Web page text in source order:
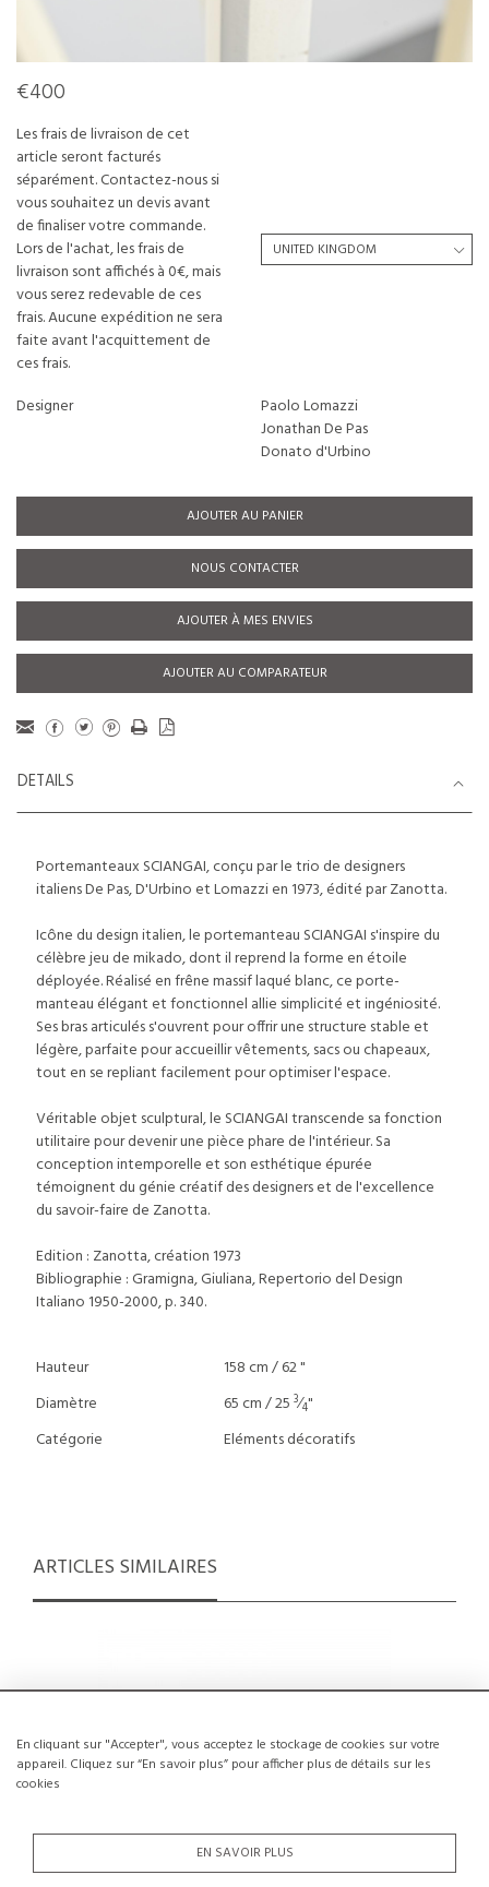
En cliquant sur "Accepter", vous acceptez le stockage de cookies sur votre
appareil. Cliquez sur “En savoir plus” pour afficher plus de détails sur les
cookies
EN SAVOIR PLUS
€400
Les frais de livraison de cet
article seront facturés
séparément. Contactez-nous si
vous souhaitez un devis avant
de finaliser votre commande.
Lors de l'achat, les frais de
livraison sont affichés à 0€, mais
vous serez redevable de ces
frais. Aucune expédition ne sera
faite avant l'acquittement de
ces frais.
Designer
Paolo Lomazzi
Jonathan De Pas
Donato d'Urbino
AJOUTER AU PANIER
NOUS CONTACTER
AJOUTER À MES ENVIES
AJOUTER AU COMPARATEUR
DETAILS
Portemanteaux SCIANGAI, conçu par le trio de designers
italiens De Pas, D'Urbino et Lomazzi en 1973, édité par Zanotta.
Icône du design italien, le portemanteau SCIANGAI s'inspire du
célèbre jeu de mikado, dont il reprend la forme en étoile
déployée. Réalisé en frêne massif laqué blanc, ce porte-
manteau élégant et fonctionnel allie simplicité et ingéniosité.
Ses bras articulés s'ouvrent pour offrir une structure stable et
légère, parfaite pour accueillir vêtements, sacs ou chapeaux,
tout en se repliant facilement pour optimiser l'espace.
Véritable objet sculptural, le SCIANGAI transcende sa fonction
utilitaire pour devenir une pièce phare de l'intérieur. Sa
conception intemporelle et son esthétique épurée
témoignent du génie créatif des designers et de l'excellence
du savoir-faire de Zanotta.
Edition : Zanotta, création 1973
Bibliographie : Gramigna, Giuliana, Repertorio del Design
Italiano 1950-2000, p. 340.
Hauteur
158 cm / 62 "
Diamètre
65 cm / 25 3⁄4"
Catégorie
Eléments décoratifs
ARTICLES SIMILAIRES